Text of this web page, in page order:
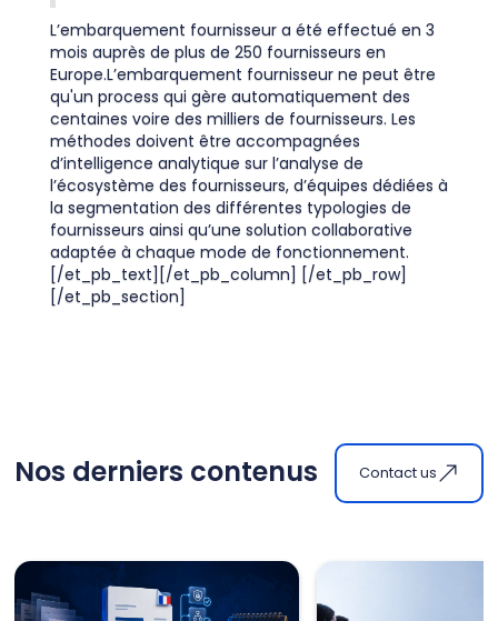
L’embarquement fournisseur a été effectué en 3
mois auprès de plus de 250 fournisseurs en
Europe.L’embarquement fournisseur ne peut être
qu'un process qui gère automatiquement des
centaines voire des milliers de fournisseurs. Les
méthodes doivent être accompagnées
d’intelligence analytique sur l’analyse de
l’écosystème des fournisseurs, d’équipes dédiées à
la segmentation des différentes typologies de
fournisseurs ainsi qu’une solution collaborative
adaptée à chaque mode de fonctionnement.
[/et_pb_text][/et_pb_column] [/et_pb_row]
[/et_pb_section]
Nos derniers contenus Contact us